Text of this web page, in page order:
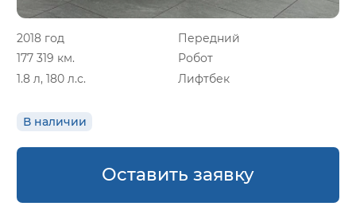
2018 год
Передний
177 319 км.
Робот
1.8 л, 180 л.с.
Лифтбек
В наличии
Оставить заявку